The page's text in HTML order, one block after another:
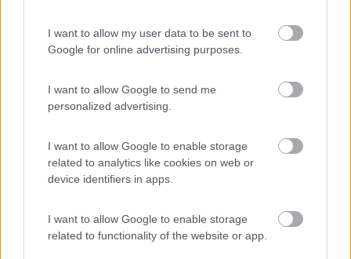
I want to allow my user data to be sent to
Google for online advertising purposes.
I want to allow Google to send me
personalized advertising.
I want to allow Google to enable storage
related to analytics like cookies on web or
device identifiers in apps.
I want to allow Google to enable storage
related to functionality of the website or app.
7.8 Camping Hotel Loewenhof
Varna(BZ)
Laces(BZ)